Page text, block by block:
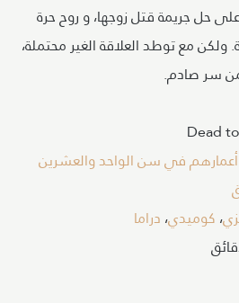
حل جريمة قتل زوجها، و روح حرة
مع توطد العلاقة الغير محتملة،
من سر صادم.
Dead
في سن الواحد والعشرين
،كوميدي،دراما